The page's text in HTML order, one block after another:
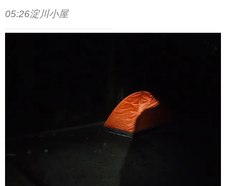
05:26淀川小屋